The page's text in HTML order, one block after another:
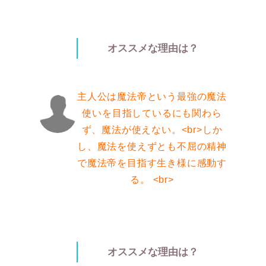
オススメな理由は？
主人公は魔法帝という最強の魔法
使いを目指しているにも関わら
ず、魔法が使えない。<br>しか
し、魔法を使えずとも不屈の精神
で魔法帝を目指す生き様に感動す
る。 <br>
オススメな理由は？